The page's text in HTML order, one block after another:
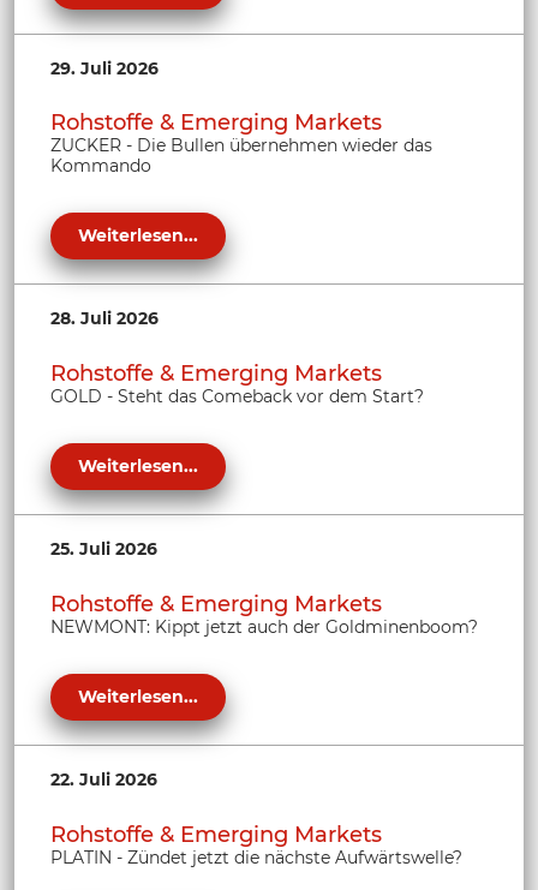
29. Juli 2026
Rohstoffe & Emerging Markets
ZUCKER - Die Bullen übernehmen wieder das
Kommando
Weiterlesen...
28. Juli 2026
Rohstoffe & Emerging Markets
GOLD - Steht das Comeback vor dem Start?
Weiterlesen...
25. Juli 2026
Rohstoffe & Emerging Markets
NEWMONT: Kippt jetzt auch der Goldminenboom?
Weiterlesen...
22. Juli 2026
Rohstoffe & Emerging Markets
PLATIN - Zündet jetzt die nächste Aufwärtswelle?